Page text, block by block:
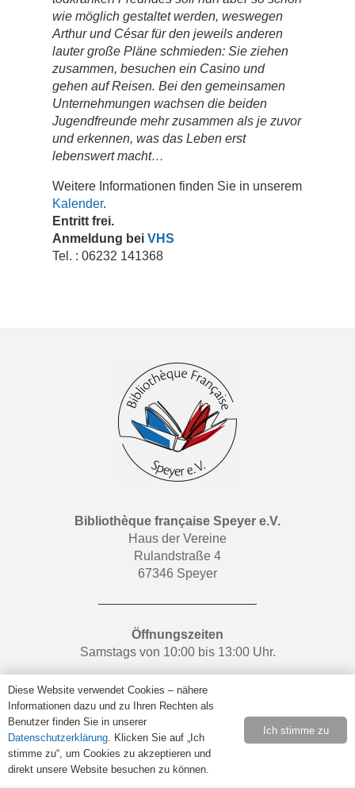
wie möglich gestaltet werden, weswegen
Arthur und César für den jeweils anderen
lauter große Pläne schmieden: Sie ziehen
zusammen, besuchen ein Casino und
gehen auf Reisen. Bei den gemeinsamen
Unternehmungen wachsen die beiden
Jugendfreunde mehr zusammen als je zuvor
und erkennen, was das Leben erst
lebenswert macht…
Weitere Informationen finden Sie in unserem
Kalender.
Entritt frei.
Anmeldung bei VHS
Tel. : 06232 141368
Bibliothèque française Speyer e.V.
Haus der Vereine
Rulandstraße 4
67346 Speyer
Öffnungszeiten
Samstags von 10:00 bis 13:00 Uhr.
Rechtliches
Impressum
Diese Website verwendet Cookies – nähere
Informationen dazu und zu Ihren Rechten als
Benutzer finden Sie in unserer
Datenschutzerklärung. Klicken Sie auf „Ich
stimme zu“, um Cookies zu akzeptieren und
direkt unsere Website besuchen zu können.
Ich stimme zu